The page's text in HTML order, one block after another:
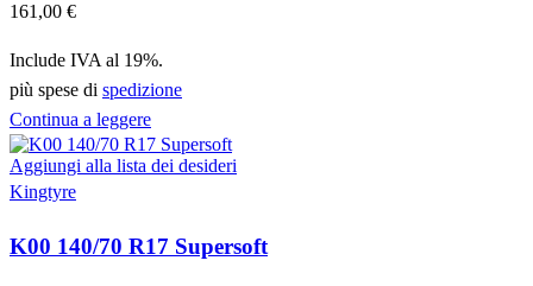
161,00 €
Include IVA al 19%.
più spese di spedizione
Continua a leggere
Aggiungi alla lista dei desideri
Kingtyre
K00 140/70 R17 Supersoft